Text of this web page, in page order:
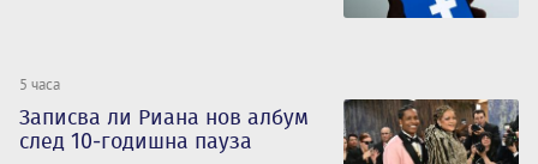
5 часа
Записва ли Риана нов албум
след 10-годишна пауза